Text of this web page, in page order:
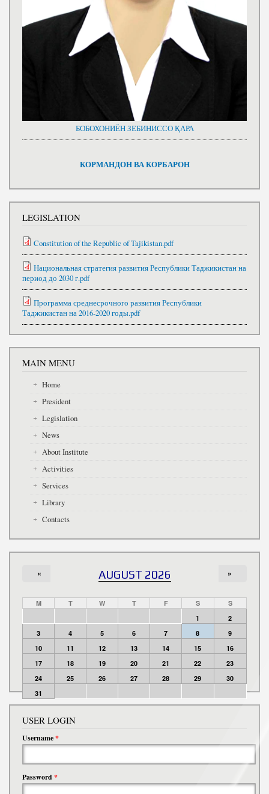
БОБОХОНИЁН ЗЕБИНИССО ҚАРА
КОРМАНДОН ВА КОРБАРОН
LEGISLATION
Constitution of the Republic of Tajikistan.pdf
Национальная стратегия развития Республики Таджикистан на
период до 2030 г.pdf
Программа среднесрочного развития Республики
Таджикистан на 2016-2020 годы.pdf
MAIN MENU
Home
President
Legislation
News
About Institute
Activities
Services
Library
Contacts
AUGUST 2026
« »
M T W T F S
S
1
2
3
4 5 6 7 8
9
10
11 12 13 14 15
16
17
18 19 20 21 22
23
24
25 26 27 28 29
30
31
USER LOGIN
Username*
Password*